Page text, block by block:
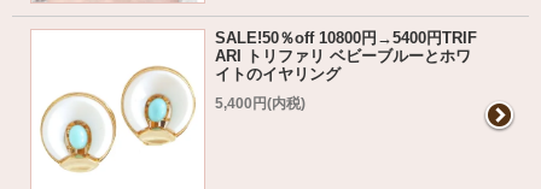
SALE!50％off 10800円→5400円TRIF
ARI トリファリ ベビーブルーとホワ
イトのイヤリング
5,400円(内税)